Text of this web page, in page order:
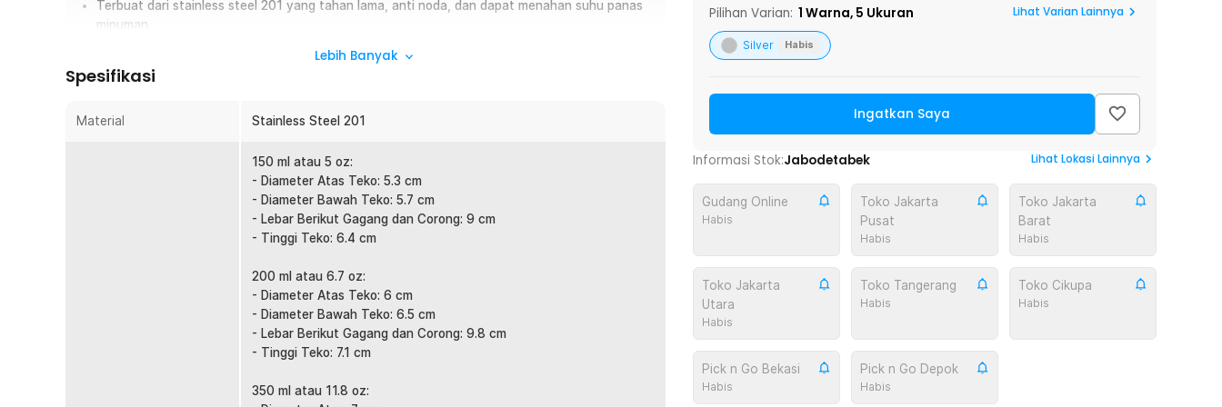
Terbuat dari stainless steel 201 yang tahan lama, anti noda, dan dapat menahan suhu panas
minuman.
Overview
latte art dengan ujung corong presisi yang membantu mengontrol aliran susu lebih stabil saat
cocok digunakan untuk kebutuhan barista rumahan maupun cafe profesional. Tersedia dalam
berbagai pilihan kapasitas mulai dari 150 ml hingga 900 ml untuk menyesuaikan kebutuhan penyajian
Corong Presisi untuk Latte Art
Ujung corong dirancang dengan lekukan khusus yang membantu mengontrol arah dan volume
aliran susu saat menuang. Desain ini mempermudah pembuatan pola latte art seperti heart,
rosetta, hingga tulip dengan hasil lebih rapi. Cocok digunakan oleh pemula maupun barista
Gagang Ergonomis Nyaman Digunakan
Lebih Banyak
Spesifikasi
Material Stainless Steel 201
150 ml atau 5 oz:
- Diameter Atas Teko: 5.3 cm
- Diameter Bawah Teko: 5.7 cm
- Lebar Berikut Gagang dan Corong: 9 cm
- Tinggi Teko: 6.4 cm
200 ml atau 6.7 oz:
- Diameter Atas Teko: 6 cm
- Diameter Bawah Teko: 6.5 cm
- Lebar Berikut Gagang dan Corong: 9.8 cm
- Tinggi Teko: 7.1 cm
350 ml atau 11.8 oz:
Pilihan Varian: 1 Warna, 5 Ukuran Lihat Varian Lainnya
Silver Habis
Ingatkan Saya
Informasi Stok:Jabodetabek Lihat Lokasi Lainnya
Gudang Online
Habis
Toko Jakarta
Pusat
Habis
Toko Jakarta
Barat
Habis
Toko Jakarta
Utara
Habis
Toko Tangerang
Habis
Toko Cikupa
Habis
Pick n Go Bekasi
Habis
Pick n Go Depok
Habis